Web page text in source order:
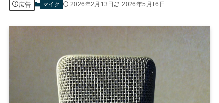
広告 マイク 2026年2月13日 2026年5月16日